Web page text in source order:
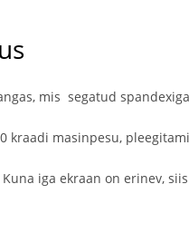
mis segatud
kraadi masinpesu,
iga ekraan on erinev,